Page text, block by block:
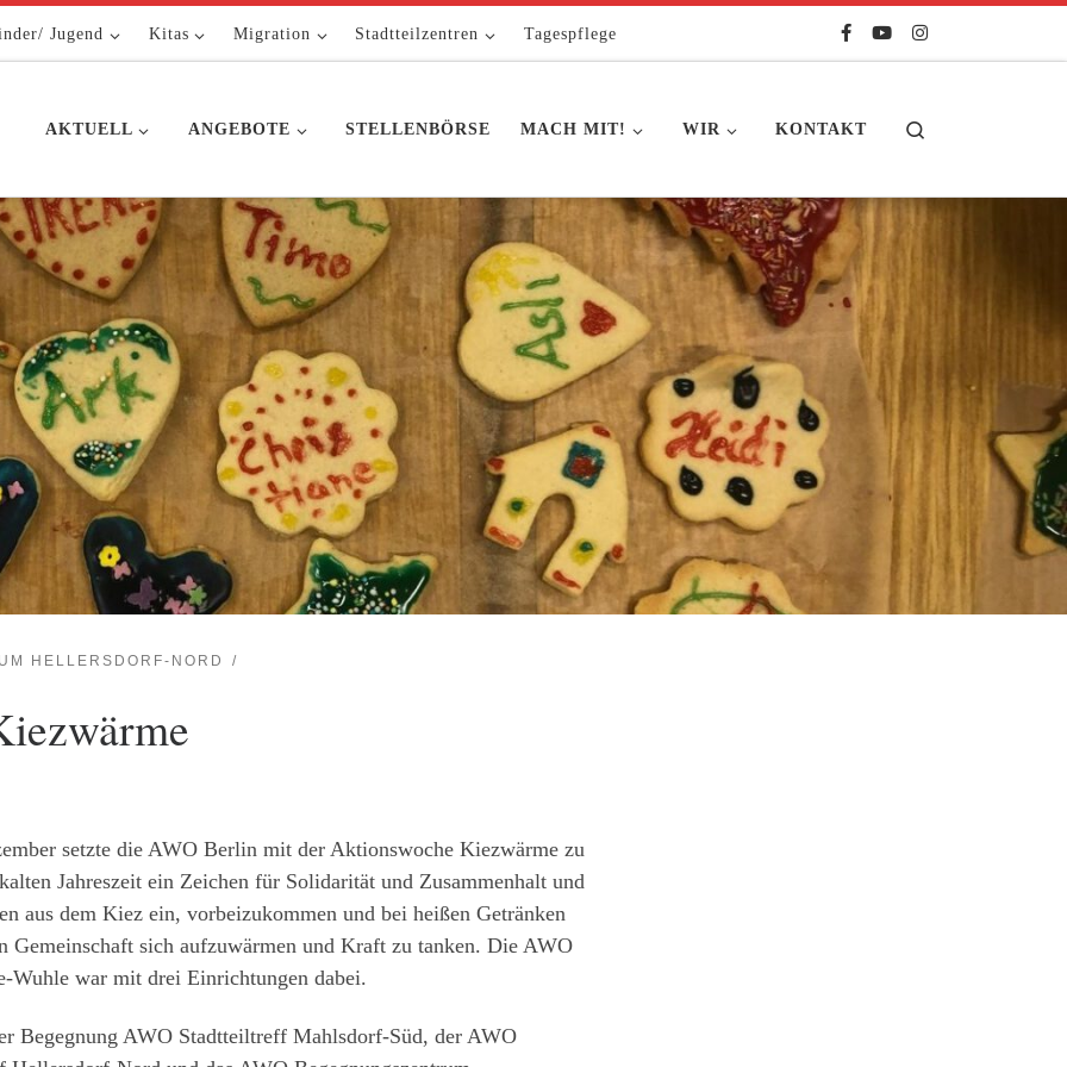
Jugend Kitas Migration Stadtteilzentren Tagespflege
AKTUELL ANGEBOTE STELLENBÖRSE MACH MIT! WIR KONTAKT
HELLERSDORF-NORD
setzte die AWO Berlin mit der Aktionswoche Kiezwärme zu
Jahreszeit ein Zeichen für Solidarität und Zusammenhalt und
aus dem Kiez ein, vorbeizukommen und bei heißen Getränken
Gemeinschaft sich aufzuwärmen und Kraft zu tanken. Die AWO
Wuhle war mit drei Einrichtungen dabei.
Begegnung AWO Stadtteiltreff Mahlsdorf-Süd, der AWO